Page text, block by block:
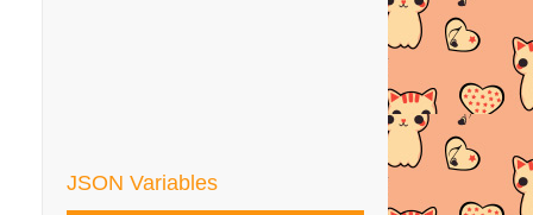
JSON Variables